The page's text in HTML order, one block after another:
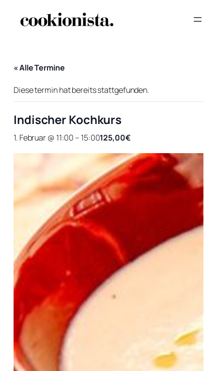
« Alle Termine
Diese termin hat bereits stattgefunden.
Indischer Kochkurs
1. Februar @ 11:00 – 15:00125,00€